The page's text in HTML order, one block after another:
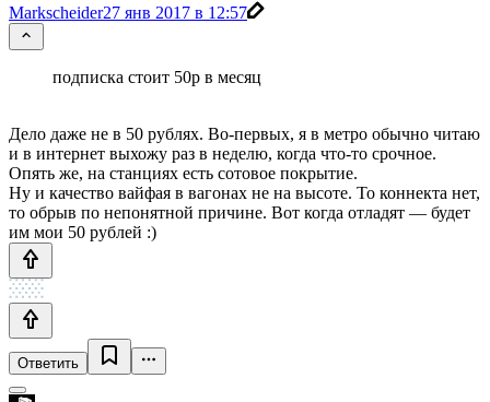
Markscheider27 янв 2017 в 12:57
подписка стоит 50р в месяц
Дело даже не в 50 рублях. Во-первых, я в метро обычно читаю
и в интернет выхожу раз в неделю, когда что-то срочное.
Опять же, на станциях есть сотовое покрытие.
Ну и качество вайфая в вагонах не на высоте. То коннекта нет,
то обрыв по непонятной причине. Вот когда отладят — будет
им мои 50 рублей :)
Ответить